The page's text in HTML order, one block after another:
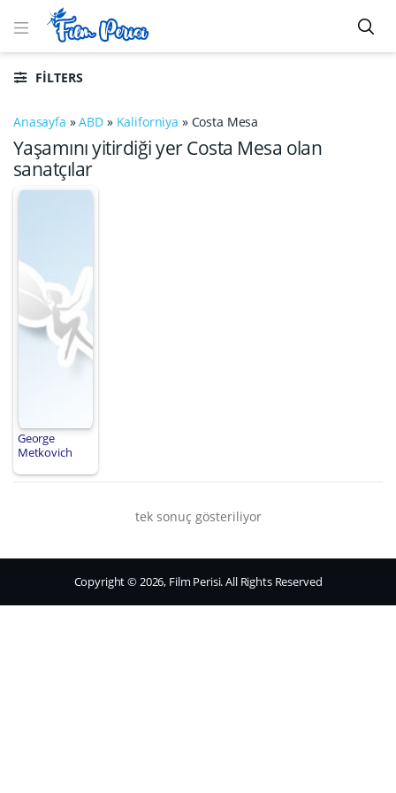
FILTERS
Anasayfa »ABD » Kaliforniya » Costa Mesa
Yaşamını yitirdiği yer Costa Mesa olan
sanatçılar
George
Metkovich
tek sonuç gösteriliyor
Copyright © 2026, Film Perisi. All Rights Reserved